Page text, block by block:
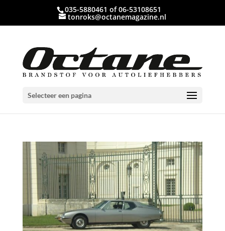
035-5880461 of 06-53108651
tonroks@octanemagazine.nl
Selecteer een pagina